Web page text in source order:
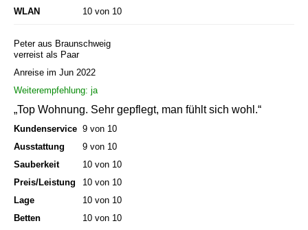
WLAN
10 von 10
Peter aus Braunschweig
verreist als Paar
Anreise im Jun 2022
Weiterempfehlung: ja
„Top Wohnung. Sehr gepflegt, man fühlt sich wohl.“
Kundenservice 9 von 10
Ausstattung
9 von 10
Sauberkeit
10 von 10
Preis/Leistung
10 von 10
Lage
10 von 10
Betten
10 von 10